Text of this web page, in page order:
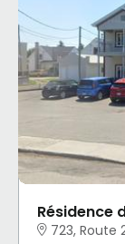
Résidence
723, Route